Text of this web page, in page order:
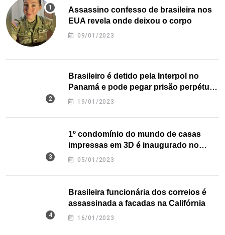
Assassino confesso de brasileira nos
EUA revela onde deixou o corpo
09/01/2023
Brasileiro é detido pela Interpol no
Panamá e pode pegar prisão perpétua
nos EUA
19/01/2023
1º condomínio do mundo de casas
impressas em 3D é inaugurado no
Texas
05/01/2023
Brasileira funcionária dos correios é
assassinada a facadas na Califórnia
16/01/2023